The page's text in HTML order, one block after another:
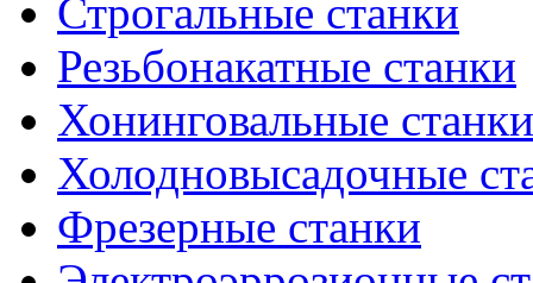
Строгальные станки
Резьбонакатные станки
Хонинговальные станки
Холодновысадочные
Фрезерные станки